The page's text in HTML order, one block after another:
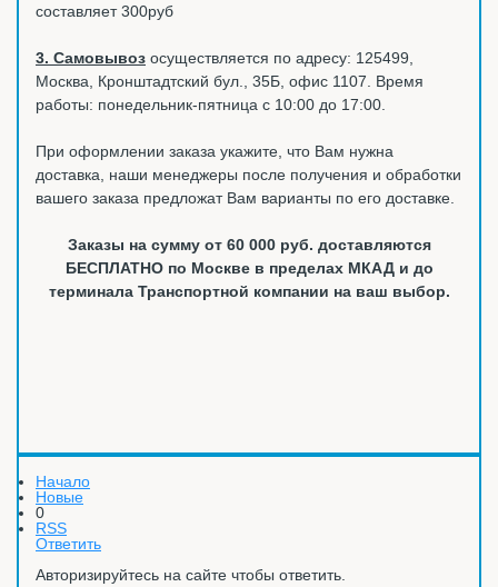
составляет 300руб
3. Самовывоз осуществляется по адресу: 125499,
Москва, Кронштадтский бул., 35Б, офис 1107. Время
работы: понедельник-пятница с 10:00 до 17:00.
При оформлении заказа укажите, что Вам нужна
доставка, наши менеджеры после получения и обработки
вашего заказа предложат Вам варианты по его доставке.
Заказы на сумму от 60 000 руб. доставляются
БЕСПЛАТНО по Москве в пределах МКАД и до
терминала Транспортной компании на ваш выбор.
Начало
Новые
0
RSS
Ответить
Авторизируйтесь на сайте чтобы ответить.